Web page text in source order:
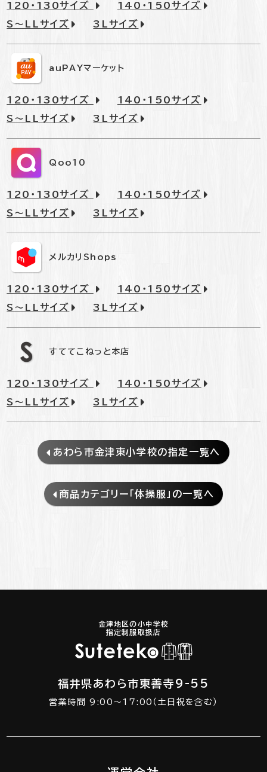
120・130サイズ
140・150サイズ
S～LLサイズ
3Lサイズ
auPAYマーケット
120・130サイズ
140・150サイズ
S～LLサイズ
3Lサイズ
Qoo10
120・130サイズ
140・150サイズ
S～LLサイズ
3Lサイズ
メルカリShops
120・130サイズ
140・150サイズ
S～LLサイズ
3Lサイズ
すててこねっと本店
120・130サイズ
140・150サイズ
S～LLサイズ
3Lサイズ
あわら市金津東小学校の指定一覧へ
商品カテゴリー「体操服」の一覧へ
金津地区の小中学校
指定制服取扱店
福井県あわら市東善寺9-55
営業時間 9:00～17:00（土日祝を含む）